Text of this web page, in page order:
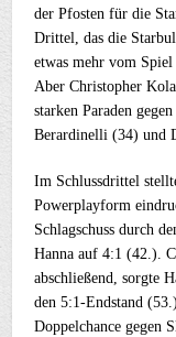
der Pfosten für die
Drittel, das die
etwas mehr vom Spiel
Aber Christopher
starken Paraden
Berardinelli (34) und
Im Schlussdrittel
Powerplayform
Schlagschuss durch
Hanna auf 4:1 (42.).
abschließend, sorgte
den 5:1-Endstand
Doppelchance gegen